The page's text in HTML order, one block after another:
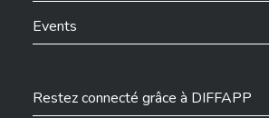
Events
Restez connecté grâce à DIFFAPP